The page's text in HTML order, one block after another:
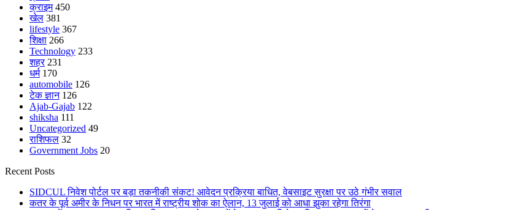
क्राइम 450
खेल 381
lifestyle 367
शिक्षा 266
Technology 233
शहर 231
धर्म 170
automobile 126
टेक ज्ञान 126
Ajab-Gajab 122
shiksha 111
Uncategorized 49
राशिफल 32
Government Jobs 20
Recent Posts
SIDCUL निवेश पोर्टल पर बड़ा तकनीकी संकट! आवेदन प्रक्रिया बाधित, वेबसाइट सुरक्षा पर उठे गंभीर सवाल
कतर के पूर्व अमीर के निधन पर भारत में राष्ट्रीय शोक का ऐलान, 13 जुलाई को आधा झुका रहेगा तिरंगा